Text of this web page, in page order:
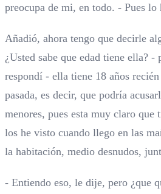
preocupa de mi, en todo. - Pues lo
Añadió, ahora tengo que decirle
¿Usted sabe que edad tiene ella?
respondí - ella tiene 18 años
pasada, es decir, que podría
menores, pues esta muy claro que
los he visto cuando llego en las
la habitación, medio desnudos,
- Entiendo eso, le dije, pero ¿que